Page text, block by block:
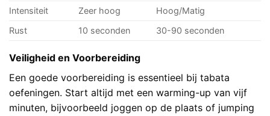
Intensiteit
Zeer hoog
Hoog/Matig
Rust
10 seconden 30-90 seconden
Veiligheid en Voorbereiding
Een goede voorbereiding is essentieel bij tabata
oefeningen. Start altijd met een warming-up van vijf
minuten, bijvoorbeeld joggen op de plaats of jumping